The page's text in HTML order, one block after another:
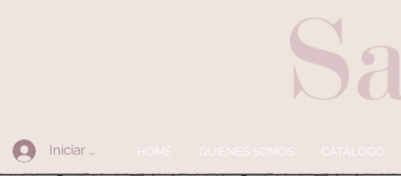
Iniciar sesión HOME QUIENES SOMOS CÁTALOGO